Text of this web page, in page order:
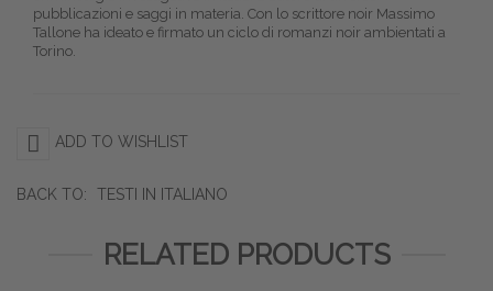
pubblicazioni e saggi in materia. Con lo scrittore noir Massimo
Tallone ha ideato e firmato un ciclo di romanzi noir ambientati a
Torino.
ADD TO WISHLIST
BACK TO: TESTI IN ITALIANO
RELATED PRODUCTS